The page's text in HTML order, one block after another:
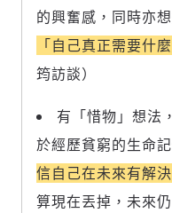
的興奮感，同時亦
「自己真正需要什麼
筠訪談）
有「惜物」想法
於經歷貧窮的生命
信自己在未來有解
算現在丟掉，未來